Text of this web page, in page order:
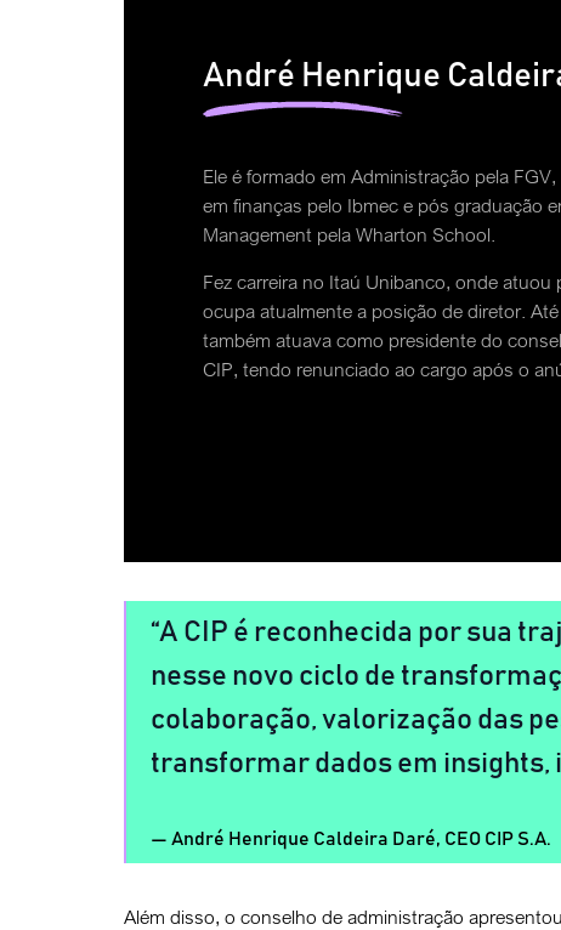
André Henrique
Ele é formado em Administração pela
em finanças pelo Ibmec e pós graduação
Management pela Wharton School.
Fez carreira no Itaú Unibanco, onde atuou
ocupa atualmente a posição de diretor.
também atuava como presidente do
CIP, tendo renunciado ao cargo após o
A CIP é reconhecida por sua
nesse novo ciclo de
colaboração, valorização das
transformar dados em insights,
André Henrique Caldeira Daré, CEO CIP S.A.
Além disso, o conselho de administração